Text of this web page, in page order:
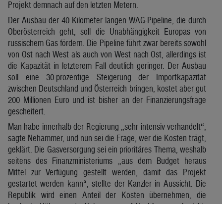
Projekt demnach auf den letzten Metern.
Der Ausbau der 40 Kilometer langen WAG-Pipeline, die durch
Oberösterreich geht, soll die Unabhängigkeit Europas von
russischem Gas fördern. Die Pipeline führt zwar bereits sowohl
von Ost nach West als auch von West nach Ost, allerdings ist
die Kapazität in letzterem Fall deutlich geringer. Der Ausbau
soll eine 30-prozentige Steigerung der Importkapazität
zwischen Deutschland und Österreich bringen, kostet aber gut
200 Millionen Euro und ist bisher an der Finanzierungsfrage
gescheitert.
Man habe innerhalb der Regierung „sehr intensiv verhandelt“,
sagte Nehammer, und nun sei die Frage, wer die Kosten trägt,
geklärt. Die Gasversorgung sei ein prioritäres Thema, weshalb
seitens des Finanzministeriums „aus dem Budget heraus
Mittel zur Verfügung gestellt werden, damit das Projekt
gestartet werden kann“, stellte der Kanzler in Aussicht. Die
Republik wird einen Anteil der Kosten übernehmen, die